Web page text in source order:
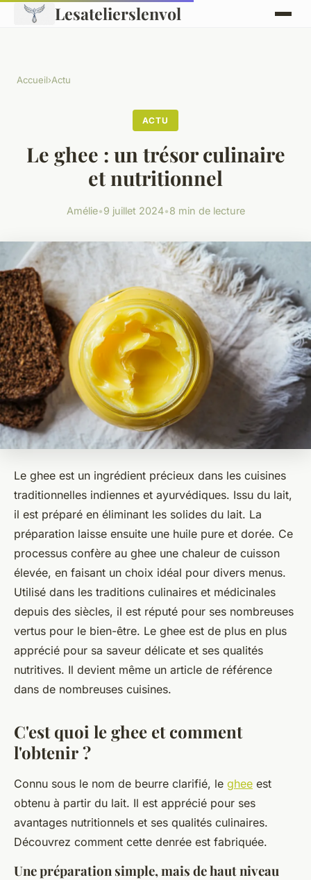
Lesatelierslenvol
Accueil›Actu
ACTU
Le ghee : un trésor culinaire
et nutritionnel
Amélie•9 juillet 2024•8 min de lecture
Le ghee est un ingrédient précieux dans les cuisines
traditionnelles indiennes et ayurvédiques. Issu du lait,
il est préparé en éliminant les solides du lait. La
préparation laisse ensuite une huile pure et dorée. Ce
processus confère au ghee une chaleur de cuisson
élevée, en faisant un choix idéal pour divers menus.
Utilisé dans les traditions culinaires et médicinales
depuis des siècles, il est réputé pour ses nombreuses
vertus pour le bien-être. Le ghee est de plus en plus
apprécié pour sa saveur délicate et ses qualités
nutritives. Il devient même un article de référence
dans de nombreuses cuisines.
C'est quoi le ghee et comment
l'obtenir ?
Connu sous le nom de beurre clarifié, le ghee est
obtenu à partir du lait. Il est apprécié pour ses
avantages nutritionnels et ses qualités culinaires.
Découvrez comment cette denrée est fabriquée.
Une préparation simple, mais de haut niveau